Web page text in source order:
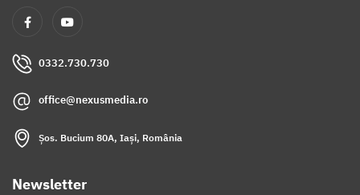
0332.730.730
office@nexusmedia.ro
Șos. Bucium 80A, Iași, România
Newsletter